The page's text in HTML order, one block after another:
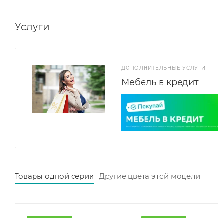
позволяет разместить на ней дополнительные
Услуги
ДОПОЛНИТЕЛЬНЫЕ УСЛУГИ
Мебель в кредит
Товары одной серии Другие цвета этой модели